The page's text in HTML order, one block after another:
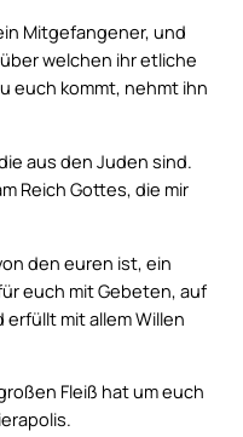
Mitgefangener, und
welchen ihr etliche
euch kommt, nehmt ihn
aus den Juden sind.
Reich Gottes, die mir
den euren ist, ein
euch mit Gebeten, auf
mit allem Willen
Fleiß hat um euch